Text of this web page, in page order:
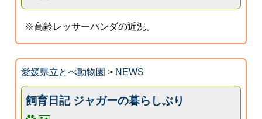
※高齢レッサーパンダの近況。
愛媛県立とべ動物園 > NEWS
飼育日記 ジャガーの暮らしぶり